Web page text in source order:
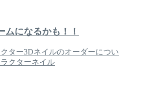
ムになるかも！！